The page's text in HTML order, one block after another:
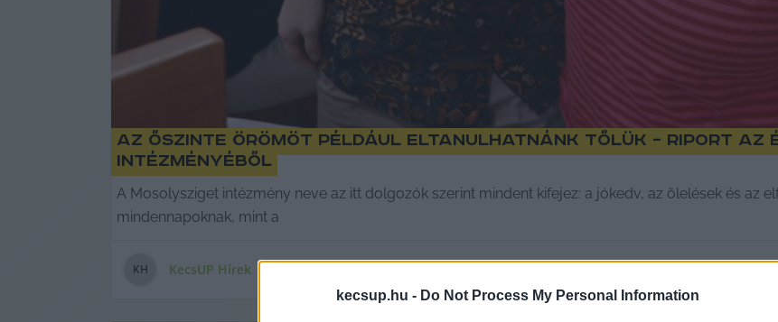
kecsup.hu - Do Not Process My Personal Information
Az őszinte örömöt például eltanulhatnánk tőlük – riport az
intézményéből
A Mosolysziget intézmény neve az itt dolgozók szerint mindent kifejez: a jókedv, az ölelések és az
mindennapoknak, mint a
KH KecsUP Hírek